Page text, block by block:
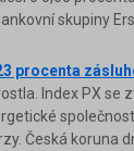
skupiny
procenta
Index PX se
Česká koruna